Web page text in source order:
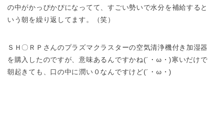
の中がかっぴかぴになってて、すごい勢いで水分を補給すると
いう朝を繰り返してます。（笑）
ＳＨ〇ＲＰさんのプラズマクラスターの空気清浄機付き加湿器
を購入したのですが、意味あるんですかね(´・ω・)寒いだけで
朝起きても、口の中に潤い０なんですけど(´・ω・)